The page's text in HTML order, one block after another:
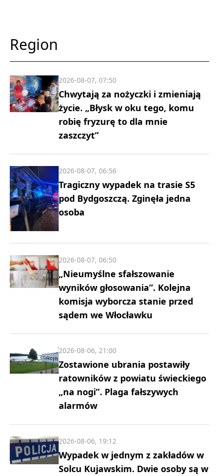
Region
Chwytają za nożyczki i zmieniają
życie. „Błysk w oku tego, komu
robię fryzurę to dla mnie
zaszczyt”
2026-08-07, 07:50
Tragiczny wypadek na trasie S5
pod Bydgoszczą. Zginęła jedna
osoba
2026-08-07, 06:56
„Nieumyślne sfałszowanie
wyników głosowania”. Kolejna
komisja wyborcza stanie przed
sądem we Włocławku
2026-08-07, 06:50
Zostawione ubrania postawiły
ratowników z powiatu świeckiego
„na nogi”. Plaga fałszywych
alarmów
2026-08-06, 21:00
Wypadek w jednym z zakładów w
Solcu Kujawskim. Dwie osoby są w
2026-08-06, 19:12